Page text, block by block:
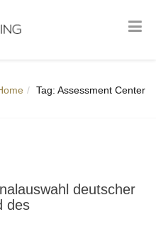
Tag: Assessment Center
deutscher
des